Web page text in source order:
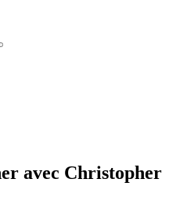
avec Christopher